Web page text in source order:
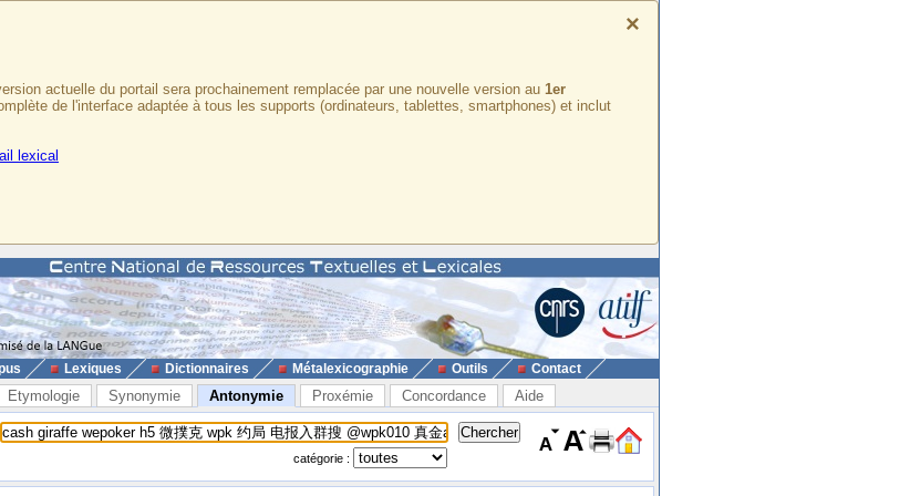
×
actuelle du portail sera prochainement remplacée par une nouvelle version au 1er
de l'interface adaptée à tous les supports (ordinateurs, tablettes, smartphones) et inclut
lexical
Lexiques Dictionnaires Métalexicographie Outils Contact
Etymologie Synonymie Antonymie Proxémie Concordance Aide
catégorie :